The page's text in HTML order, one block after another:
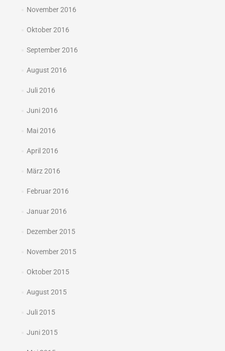
November 2016
Oktober 2016
September 2016
August 2016
Juli 2016
Juni 2016
Mai 2016
April 2016
März 2016
Februar 2016
Januar 2016
Dezember 2015
November 2015
Oktober 2015
August 2015
Juli 2015
Juni 2015